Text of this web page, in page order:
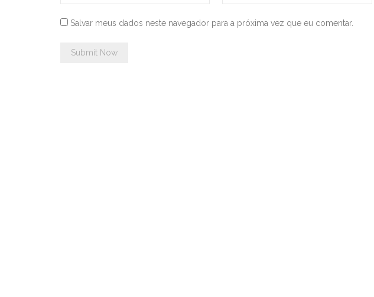
Salvar meus dados neste navegador para a próxima vez que eu comentar.